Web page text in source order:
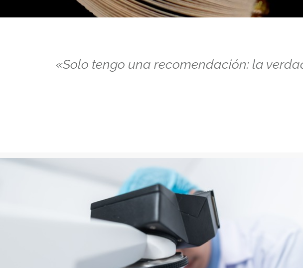
«Solo tengo una recomendación: la